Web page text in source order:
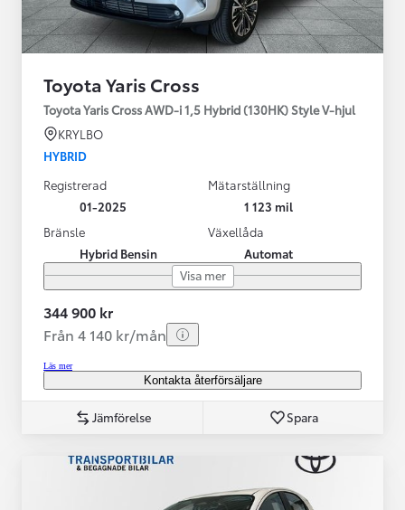
Toyota Yaris Cross
Toyota Yaris Cross AWD-i 1,5 Hybrid (130HK) Style V-hjul
KRYLBO
HYBRID
Registrerad
01-2025
Mätarställning
1 123 mil
Bränsle
Hybrid Bensin
Växellåda
Automat
Visa mer
344 900 kr
Från 4 140 kr/mån
Läs mer
Kontakta återförsäljare
Jämförelse Spara